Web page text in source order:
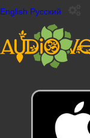
English Русский